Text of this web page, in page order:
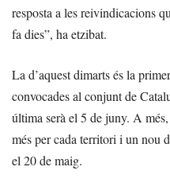
resposta a les reivindicacions
fa dies”, ha etzibat.
La d’aquest dimarts és la
convocades al conjunt de
última serà el 5 de juny. A
més per cada territori i un nou
el 20 de maig.